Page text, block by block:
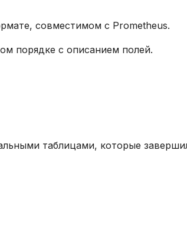
совместимом с Prometheus.
порядке с описанием полей.
таблицами, которые